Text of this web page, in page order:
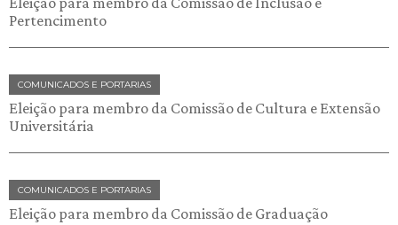
Pertencimento
COMUNICADOS E PORTARIAS
Eleição para membro da Comissão de Cultura e Extensão
Universitária
COMUNICADOS E PORTARIAS
Eleição para membro da Comissão de Graduação